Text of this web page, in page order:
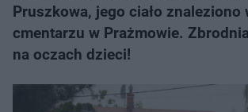
Pruszkowa, jego ciało znaleziono
cmentarzu w Prażmowie.
na oczach dzieci!